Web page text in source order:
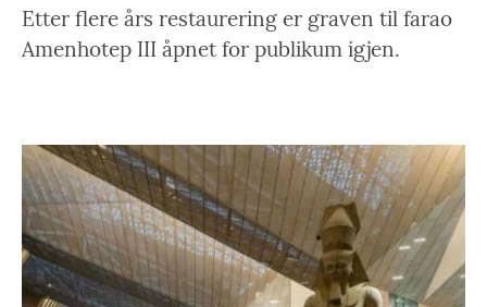
Etter flere års restaurering er graven til farao
Amenhotep III åpnet for publikum igjen.